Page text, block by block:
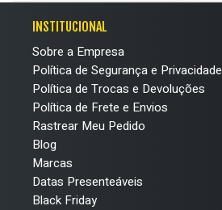
INSTITUCIONAL
Sobre a Empresa
Política de Segurança e Privacidade
Política de Trocas e Devoluções
Política de Frete e Envios
Rastrear Meu Pedido
Blog
Marcas
Datas Presenteáveis
Black Friday